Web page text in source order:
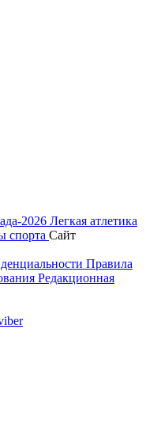
2026 Легкая атлетика
спорта Сайт
Правила
Редакционная